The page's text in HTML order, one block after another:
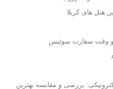
هتل های کربلا
و وقت سفارت سوئیس
بررسی و مقایسه بهترین